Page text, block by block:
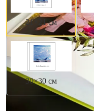
21×21 см
30×30 см